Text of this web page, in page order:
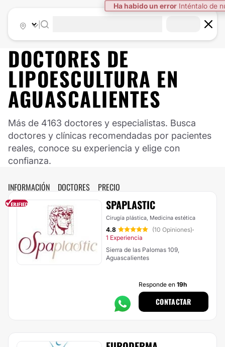
Ha habido un error Inténtalo de
DOCTORES DE
LIPOESCULTURA EN
AGUASCALIENTES
Más de 4163 doctores y especialistas. Busca
doctores y clínicas recomendadas por pacientes
reales, conoce su experiencia y elige con
confianza.
INFORMACIÓN DOCTORES PRECIO
SPAPLASTIC
Cirugía plástica, Medicina estética
4.8 (10 Opiniones)·
1 Experiencia
Sierra de las Palomas 109,
Aguascalientes
Responde en 19h
CONTACTAR